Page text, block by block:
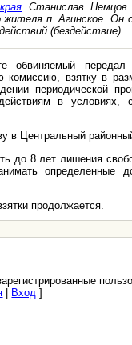
Станислав Немцов
жителя п. Агинское. Он
(бездействие).
передал
комиссию, взятку в
периодической
в условиях,
в Центральный
до 8 лет лишения
определенные
продолжается.
Вход ]